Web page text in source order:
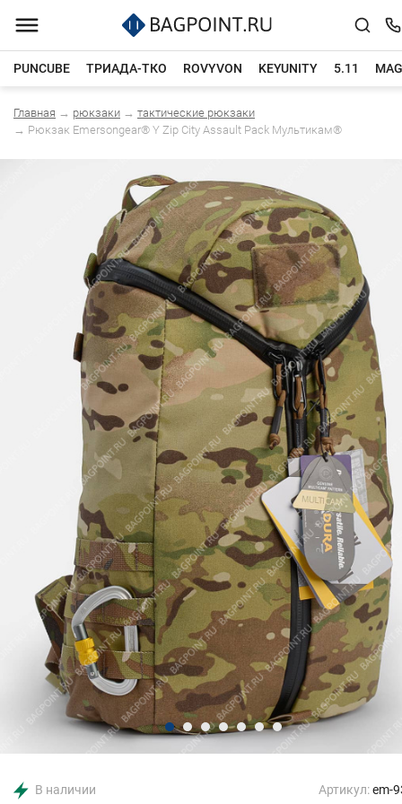
PUNCUBE ТРИАДА-ТКО ROVYVON KEYUNITY 5.11
Каталог товаров
Главная → рюкзаки → тактические рюкзаки
→ Рюкзак Emersongear® Y Zip City Assault Pack Мультикам®
В наличии Артикул:em-